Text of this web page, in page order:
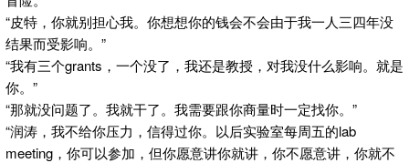
“皮特，你就别担心我。你想想你的钱会不会由于我一人三四年没
结果而受影响。”
“我有三个grants，一个没了，我还是教授，对我没什么影响。就是
你。”
“那就没问题了。我就干了。我需要跟你商量时一定找你。”
“润涛，我不给你压力，信得过你。以后实验室每周五的lab
meeting，你可以参加，但你愿意讲你就讲，你不愿意讲，你就不